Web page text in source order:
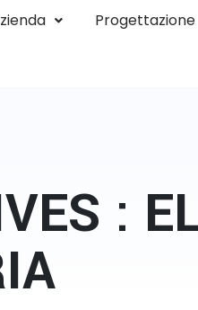
Progettazione
: